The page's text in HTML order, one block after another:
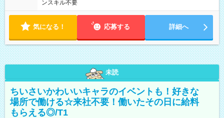
ンスキル不要
気になる！ 応募する 詳細へ
未読
ちいさいかわいいキャラのイベントも！好きな
場所で働ける☆来社不要！働いたその日に給料
もらえる◎/T1